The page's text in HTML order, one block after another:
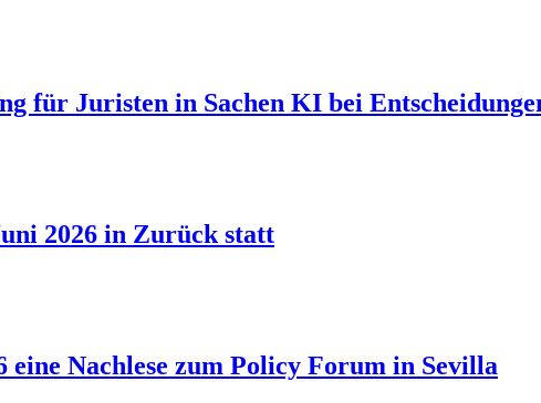
für Juristen in Sachen KI bei
2026 in Zurück statt
eine Nachlese zum Policy Forum in Sevilla